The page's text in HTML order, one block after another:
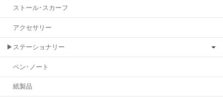
ストール･スカーフ
アクセサリー
▶ステーショナリー
ペン･ノート
紙製品